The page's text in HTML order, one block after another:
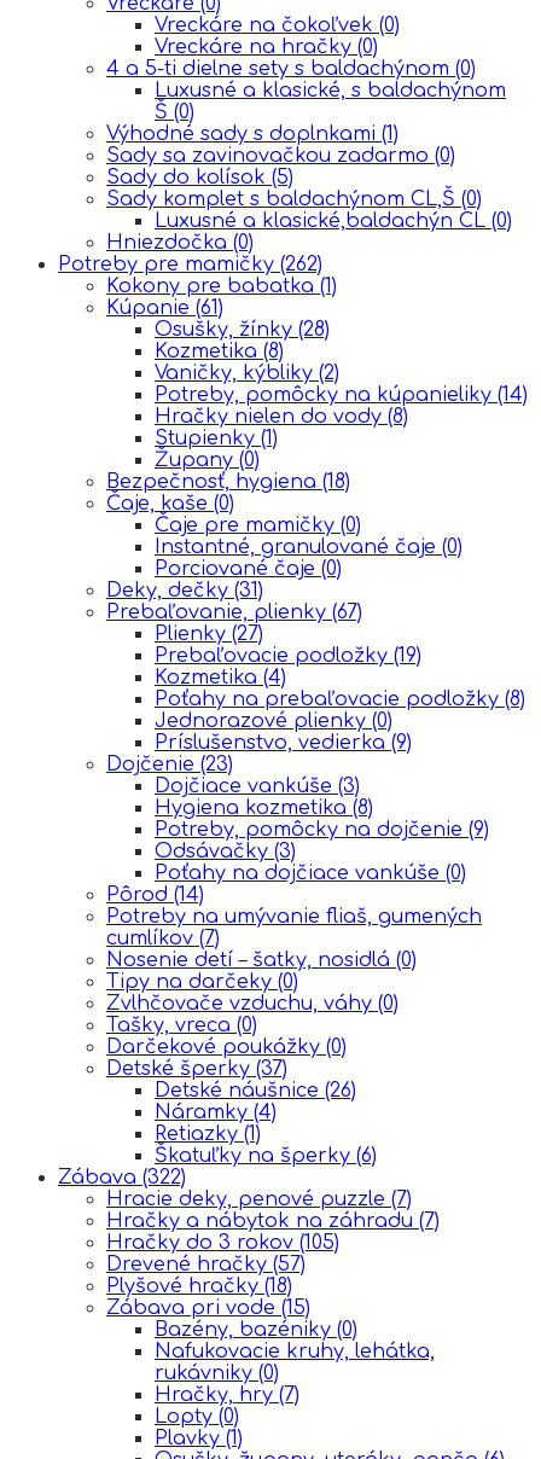
Vreckáre na čokoľvek (0)
Vreckáre na hračky (0)
4 a 5-ti dielne sety s baldachýnom (0)
Luxusné a klasické, s baldachýnom
Š (0)
Výhodné sady s doplnkami (1)
Sady sa zavinovačkou zadarmo (0)
Sady do kolísok (5)
Sady komplet s baldachýnom CL,Š (0)
Luxusné a klasické,baldachýn CL (0)
Hniezdočka (0)
Potreby pre mamičky (262)
Kokony pre babatka (1)
Kúpanie (61)
Osušky, žínky (28)
Kozmetika (8)
Vaničky, kýbliky (2)
Potreby, pomôcky na kúpanieliky (14)
Hračky nielen do vody (8)
Stupienky (1)
Župany (0)
Bezpečnosť, hygiena (18)
Čaje, kaše (0)
Čaje pre mamičky (0)
Instantné, granulované čaje (0)
Porciované čaje (0)
Deky, dečky (31)
Prebaľovanie, plienky (67)
Plienky (27)
Prebaľovacie podložky (19)
Kozmetika (4)
Poťahy na prebaľovacie podložky (8)
Jednorazové plienky (0)
Príslušenstvo, vedierka (9)
Dojčenie (23)
Dojčiace vankúše (3)
Hygiena kozmetika (8)
Potreby, pomôcky na dojčenie (9)
Odsávačky (3)
Poťahy na dojčiace vankúše (0)
Pôrod (14)
Potreby na umývanie fliaš, gumených
cumlíkov (7)
Nosenie detí – šatky, nosidlá (0)
Tipy na darčeky (0)
Zvlhčovače vzduchu, váhy (0)
Tašky, vreca (0)
Darčekové poukážky (0)
Detské šperky (37)
Detské náušnice (26)
Náramky (4)
Retiazky (1)
Škatuľky na šperky (6)
Zábava (322)
Hracie deky, penové puzzle (7)
Hračky a nábytok na záhradu (7)
Hračky do 3 rokov (105)
Drevené hračky (57)
Plyšové hračky (18)
Zábava pri vode (15)
Bazény, bazéniky (0)
Nafukovacie kruhy, lehátka,
rukávniky (0)
Hračky, hry (7)
Lopty (0)
Plavky (1)